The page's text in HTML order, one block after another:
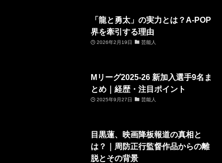
「龍と勇太」の実力とは？A-POP
界を牽引する理由
2026年2月19日 芸能人
Mリーグ2025-26 新加入選手9名ま
とめ｜経歴・注目ポイント
2025年9月27日 芸能人
目黒蓮、映画降板報道の真相と
は？｜周防正行監督作品からの離
脱とその背景